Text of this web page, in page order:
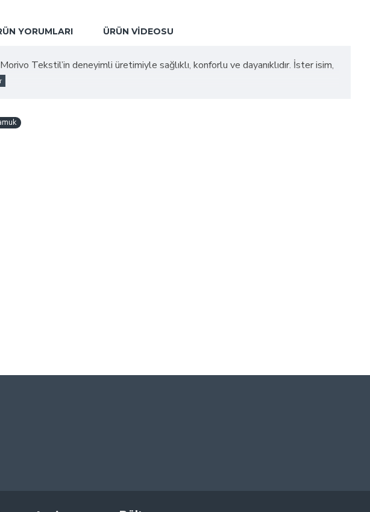
YORUMLARI ÜRÜN VIDEOSU
Tekstil’in deneyimli üretimiyle sağlıklı, konforlu ve dayanıklıdır. İster isim,